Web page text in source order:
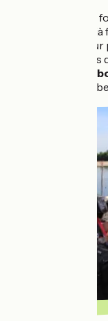
C’est la première
Morgane en a
toute autre
temps, faisant
...Que de